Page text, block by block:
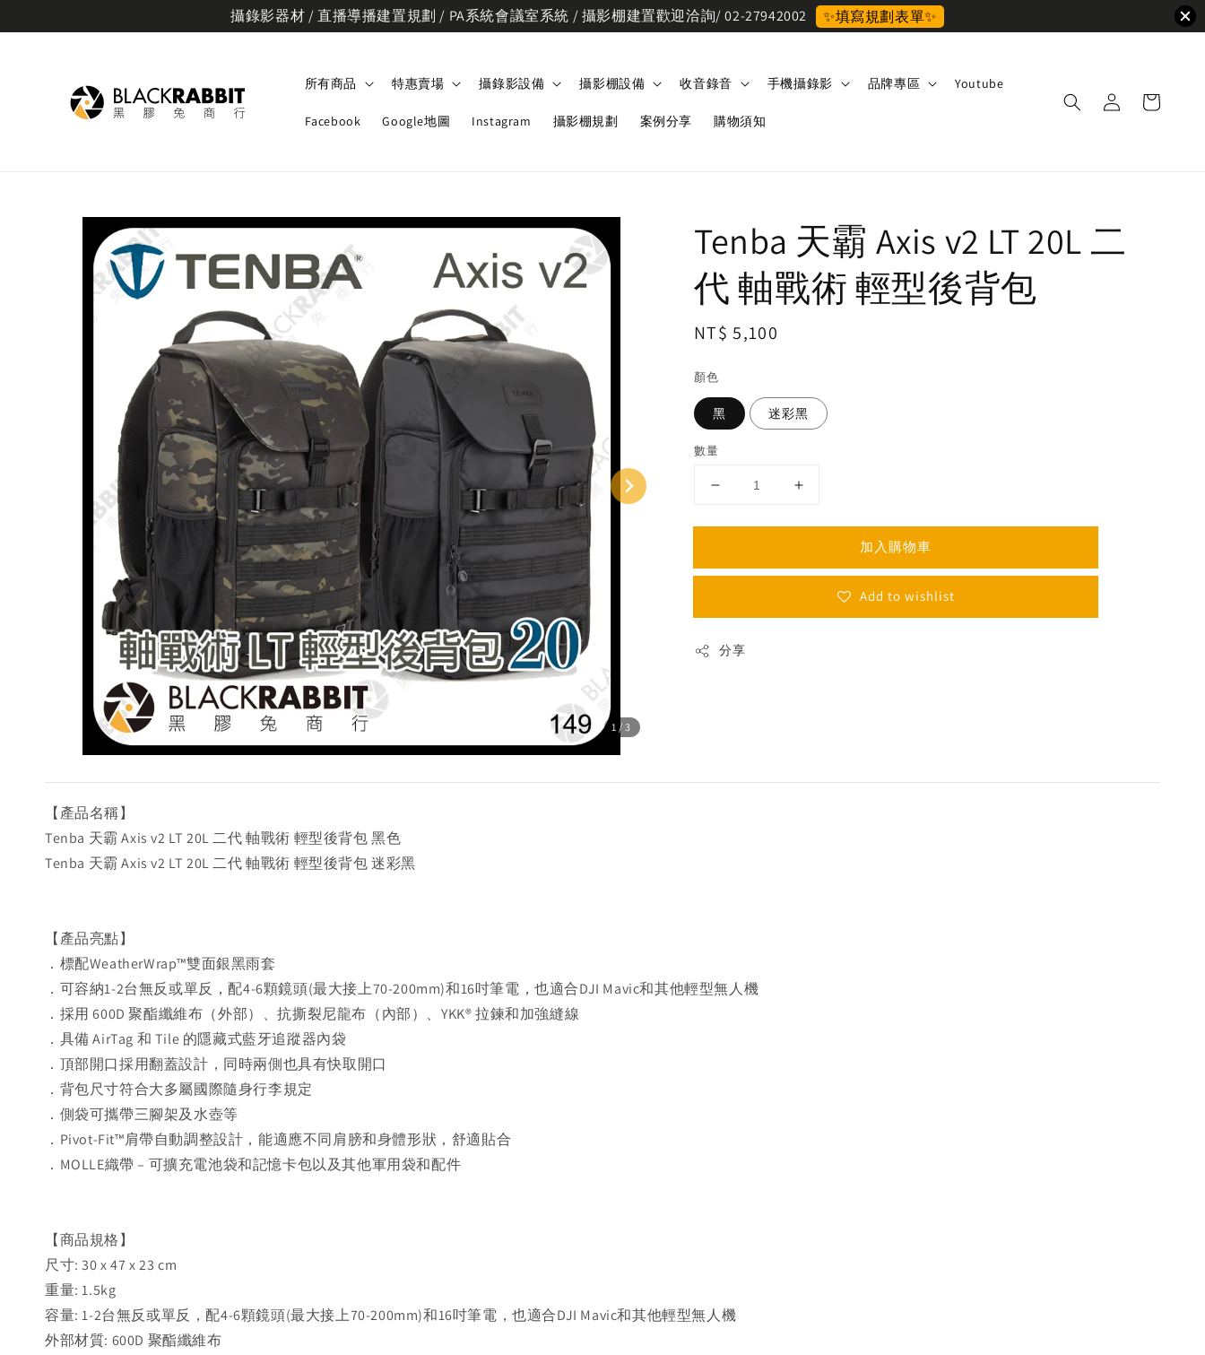
攝錄影器材 / 直播導播建置規劃 / PA系統會議室系統 / 攝影棚建置歡迎洽詢/ 02-27942002 ✨填寫規劃表單✨
所有商品 特惠賣場 攝錄影設備 攝影棚設備 收音錄音 手機攝錄影 品牌專區 Youtube
Facebook Google地圖 Instagram 攝影棚規劃 案例分享 購物須知
1/3
Tenba 天霸 Axis v2 LT 20L 二
代 軸戰術 輕型後背包
Regular
NT$ 5,100
顏色
黑 迷彩黑
數量
加入購物車
Add to wishlist
分享
【產品名稱】
Tenba 天霸 Axis v2 LT 20L 二代 軸戰術 輕型後背包 黑色
Tenba 天霸 Axis v2 LT 20L 二代 軸戰術 輕型後背包 迷彩黑
【產品亮點】
．標配WeatherWrap™雙面銀黑雨套
．可容納1-2台無反或單反，配4-6顆鏡頭(最大接上70-200mm)和16吋筆電，也適合DJI Mavic和其他輕型無人機
．採用 600D 聚酯纖維布（外部）、抗撕裂尼龍布（內部）、YKK® 拉鍊和加強縫線
．具備 AirTag 和 Tile 的隱藏式藍牙追蹤器內袋
．頂部開口採用翻蓋設計，同時兩側也具有快取開口
．背包尺寸符合大多屬國際隨身行李規定
．側袋可攜帶三腳架及水壺等
．Pivot-Fit™肩帶自動調整設計，能適應不同肩膀和身體形狀，舒適貼合
．MOLLE織帶 – 可擴充電池袋和記憶卡包以及其他軍用袋和配件
【商品規格】
尺寸: 30 x 47 x 23 cm
重量: 1.5kg
容量: 1-2台無反或單反，配4-6顆鏡頭(最大接上70-200mm)和16吋筆電，也適合DJI Mavic和其他輕型無人機
外部材質: 600D 聚酯纖維布